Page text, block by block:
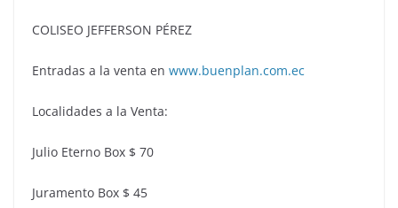
COLISEO JEFFERSON PÉREZ
Entradas a la venta en www.buenplan.com.ec
Localidades a la Venta:
Julio Eterno Box $ 70
Juramento Box $ 45